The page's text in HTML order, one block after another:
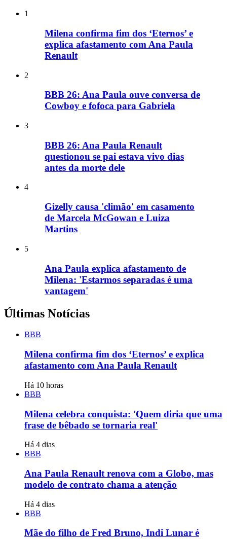
1
Milena confirma fim dos ‘Eternos’ e
explica afastamento com Ana Paula
Renault
2
BBB 26: Ana Paula ouve conversa de
Cowboy e fofoca para Gabriela
3
BBB 26: Ana Paula Renault
questionou se pai estava vivo dias
antes da morte dele
4
Gizelly causa 'climão' em casamento
de Marcela McGowan e Luiza
Martins
5
Ana Paula explica afastamento de
Milena: 'Estarmos separadas é uma
vantagem'
Últimas Notícias
BBB
Milena confirma fim dos ‘Eternos’ e explica
afastamento com Ana Paula Renault
Há 10 horas
BBB
Milena celebra conquista: 'Quem diria que uma
frase de bêbado se tornaria real'
Há 4 dias
BBB
Ana Paula Renault renova com a Globo, mas
modelo de contrato chama a atenção
Há 4 dias
BBB
Mãe do filho de Fred Bruno, Indi Lunar é